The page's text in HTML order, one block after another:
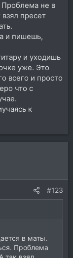
Проблема не в
взял пресет
и пишешь,
и уходишь
уже. Это
всего и просто
что с
к
#123
в маты.
Проблема